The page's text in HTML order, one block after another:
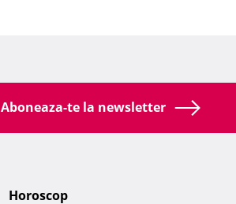
Aboneaza-te la newsletter
Horoscop